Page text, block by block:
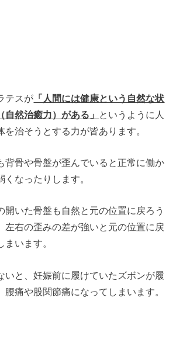
テスが 「人間には健康という自然な状
然治癒力）がある」 というように人
を治そうとする力が皆あります。
背骨や骨盤が歪んでいると正常に働か
なったりします。
開いた骨盤も自然と元の位置に戻ろう
左右の歪みの差が強いと元の位置に戻
まいます。
いと、妊娠前に履けていたズボンが履
腰痛や股関節痛になってしまいます。